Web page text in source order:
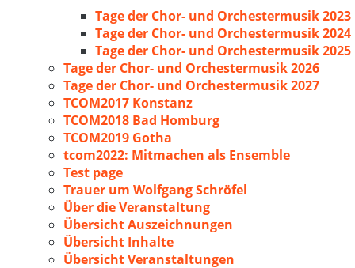
Tage der Chor- und Orchestermusik 2023
Tage der Chor- und Orchestermusik 2024
Tage der Chor- und Orchestermusik 2025
Tage der Chor- und Orchestermusik 2026
Tage der Chor- und Orchestermusik 2027
TCOM2017 Konstanz
TCOM2018 Bad Homburg
TCOM2019 Gotha
tcom2022: Mitmachen als Ensemble
Test page
Trauer um Wolfgang Schröfel
Über die Veranstaltung
Übersicht Auszeichnungen
Übersicht Inhalte
Übersicht Veranstaltungen